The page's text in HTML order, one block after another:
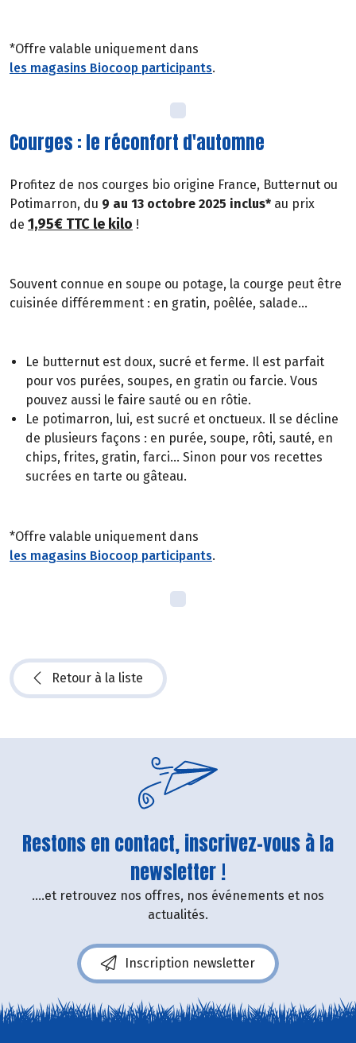
*Offre valable uniquement dans
les magasins Biocoop participants.
Courges : le réconfort d'automne
Profitez de nos courges bio origine France, Butternut ou
Potimarron, du 9 au 13 octobre 2025 inclus* au prix
de 1,95€ TTC le kilo !
Souvent connue en soupe ou potage, la courge peut être
cuisinée différemment : en gratin, poêlée, salade...
Le butternut est doux, sucré et ferme. Il est parfait
pour vos purées, soupes, en gratin ou farcie. Vous
pouvez aussi le faire sauté ou en rôtie.
Le potimarron, lui, est sucré et onctueux. Il se décline
de plusieurs façons : en purée, soupe, rôti, sauté, en
chips, frites, gratin, farci... Sinon pour vos recettes
sucrées en tarte ou gâteau.
*Offre valable uniquement dans
les magasins Biocoop participants.
Retour à la liste
Restons en contact, inscrivez-vous à la
newsletter !
....et retrouvez nos offres, nos événements et nos
actualités.
Inscription newsletter